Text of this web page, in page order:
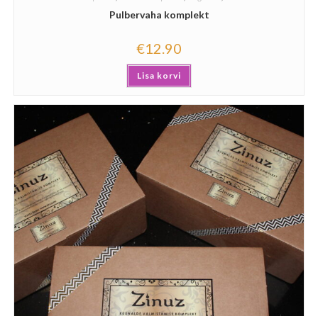
Pulbervaha komplekt
€12.90
Lisa korvi